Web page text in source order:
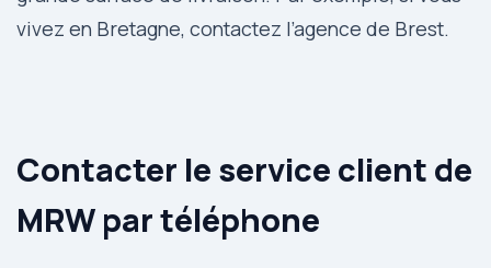
vivez en Bretagne, contactez l’agence de Brest.
Contacter le service client de
MRW par téléphone